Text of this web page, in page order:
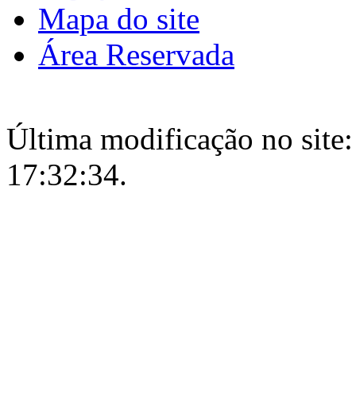
Mapa do site
Área Reservada
Última modificação no
17:32:34.